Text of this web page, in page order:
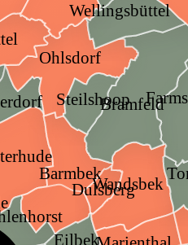
Barmbek
Dulsberg
Ohlsdorf
Eilbek
Wandsbek
Bramfeld
Steilshoop
Wellingsbüttel